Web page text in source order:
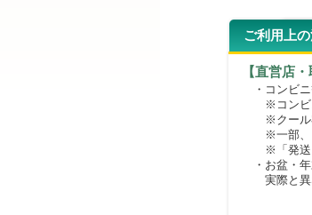
ご利用上
【直営店
・コンビニ
※コンビニ
※クール宅
※一部、「
※「発送」
・お盆・年
実際と異